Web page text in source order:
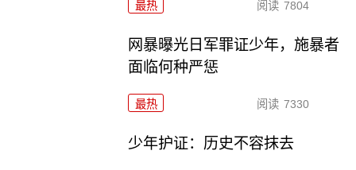
最热 阅读 7804
网暴曝光日军罪证少年，施暴者
面临何种严惩
最热 阅读 7330
少年护证：历史不容抹去